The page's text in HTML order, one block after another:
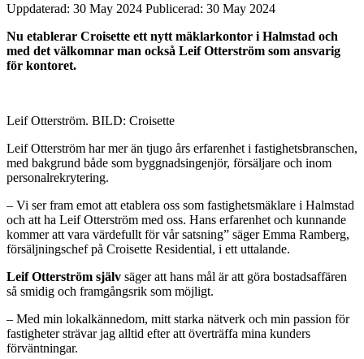
Uppdaterad: 30 May 2024 Publicerad: 30 May 2024
Nu etablerar Croisette ett nytt mäklarkontor i Halmstad och
med det välkomnar man också Leif Otterström som ansvarig
för kontoret.
Leif Otterström. BILD: Croisette
Leif Otterström har mer än tjugo års erfarenhet i fastighetsbranschen,
med bakgrund både som byggnadsingenjör, försäljare och inom
personalrekrytering.
– Vi ser fram emot att etablera oss som fastighetsmäklare i Halmstad
och att ha Leif Otterström med oss. Hans erfarenhet och kunnande
kommer att vara värdefullt för vår satsning” säger Emma Ramberg,
försäljningschef på Croisette Residential, i ett uttalande.
Leif Otterström själv säger att hans mål är att göra bostadsaffären
så smidig och framgångsrik som möjligt.
– Med min lokalkännedom, mitt starka nätverk och min passion för
fastigheter strävar jag alltid efter att överträffa mina kunders
förväntningar.